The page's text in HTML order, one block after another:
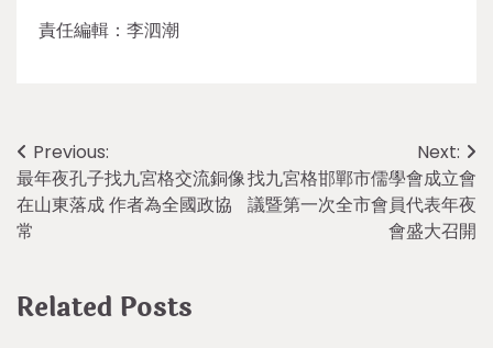
責任編輯：李泗潮
Post
navigation
Previous:
最年夜孔子找九宮格交流銅像
在山東落成 作者為全國政協
常
Next:
找九宮格邯鄲市儒學會成立會
議暨第一次全市會員代表年夜
會盛大召開
Related Posts